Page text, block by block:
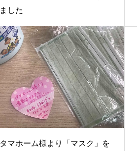
ました
タマホーム様より「マスク」を